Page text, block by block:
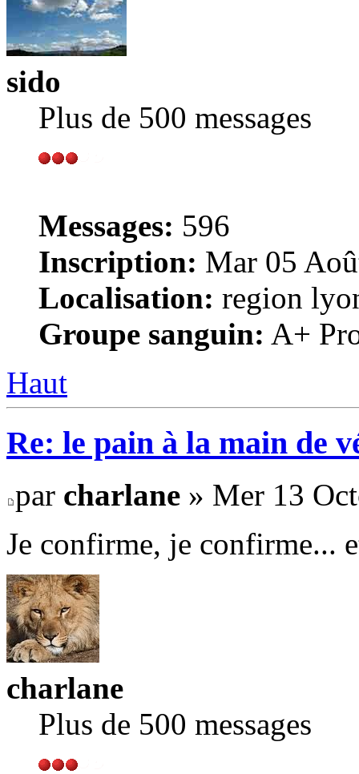
sido
Plus de 500 messages
Messages: 596
Inscription: Mar 05
Localisation: region
Groupe sanguin: A+
Haut
Re: le pain à la main de
par charlane » Mer 13
Je confirme, je confirme...
charlane
Plus de 500 messages